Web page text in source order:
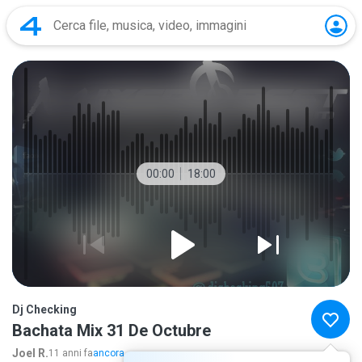
00:00 18:00
Dj Checking
Bachata Mix 31 De Octubre
Joel R.11 anni faancora...